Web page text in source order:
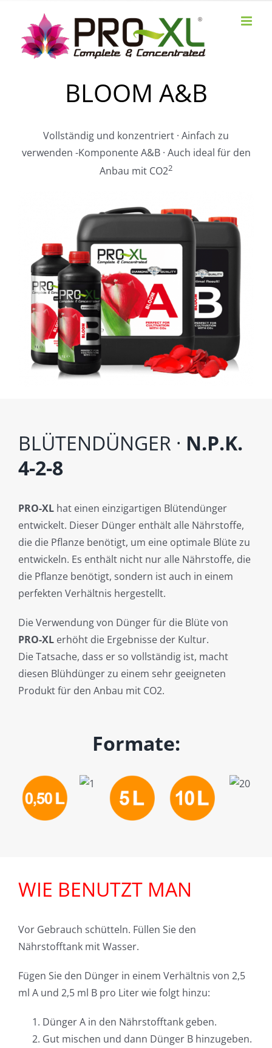
content
BLOOM A&B
Vollständig und konzentriert · Ainfach zu
verwenden -Komponente A&B · Auch ideal für den
Anbau mit CO22
BLÜTENDÜNGER · N.P.K.
4-2-8
PRO-XLhat einen einzigartigen Blütendünger
entwickelt. Dieser Dünger enthält alle Nährstoffe,
die die Pflanze benötigt, um eine optimale Blüte zu
entwickeln. Es enthält nicht nur alle Nährstoffe, die
die Pflanze benötigt, sondern ist auch in einem
perfekten Verhältnis hergestellt.
Die Verwendung von Dünger für die Blüte von
PRO-XLerhöht die Ergebnisse der Kultur.
Die Tatsache, dass er so vollständig ist, macht
diesen Blühdünger zu einem sehr geeigneten
Produkt für den Anbau mit CO2.
Formate:
WIE BENUTZT MAN
Vor Gebrauch schütteln. Füllen Sie den
Nährstofftank mit Wasser.
Fügen Sie den Dünger in einem Verhältnis von 2,5
ml A und 2,5 ml B pro Liter wie folgt hinzu:
Dünger A in den Nährstofftank geben.
Gut mischen und dann Dünger B hinzugeben.